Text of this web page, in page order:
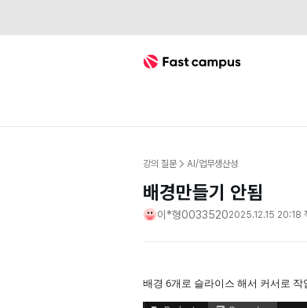
Fast Campus
강의 질문 AI/업무생산성
배경만들기 안됨
이*형00335202025.12.15 20:18
배경 6개로 슬라이스 해서 커서로